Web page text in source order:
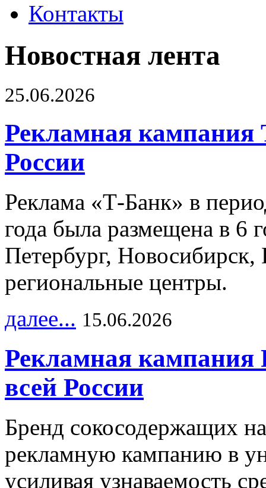
Контакты
Новостная лента
25.06.2026
Рекламная кампания
России
Реклама «Т-Банк» в
года была размещена в 6
Петербург,
региональные центры.
далее... 15.06.2026
Рекламная
всей России
Бренд сокосодержащих
рекламную кампанию в
усиливая узнаваемость